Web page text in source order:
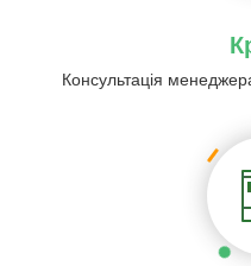
Консультація